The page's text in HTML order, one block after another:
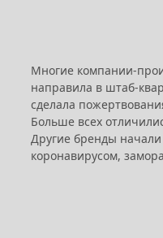
Многие компании-
направила в штаб-
сделала
Больше всех
Другие бренды
коронавирусом,